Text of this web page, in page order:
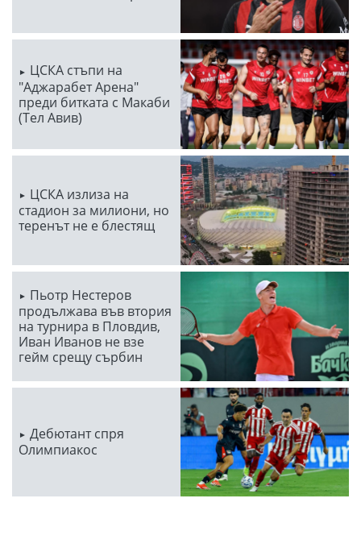
ЦСКА стъпи на
"Аджарабет Арена"
преди битката с Макаби
(Тел Авив)
ЦСКА излиза на
стадион за милиони, но
теренът не е блестящ
Пьотр Нестеров
продължава във втория
на турнира в Пловдив,
Иван Иванов не взе
гейм срещу сърбин
Дебютант спря
Олимпиакос